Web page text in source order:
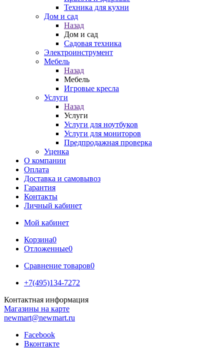
Техника для кухни
Дом и сад
Назад
Дом и сад
Садовая техника
Электроинструмент
Мебель
Назад
Мебель
Игровые кресла
Услуги
Назад
Услуги
Услуги для ноутбуков
Услуги для мониторов
Предпродажная проверка
Уценка
О компании
Оплата
Доставка и самовывоз
Гарантия
Контакты
Личный кабинет
Мой кабинет
Корзина0
Отложенные0
Сравнение товаров0
+7(495)134-7272
Контактная информация
Магазины на карте
newmart@newmart.ru
Facebook
Вконтакте